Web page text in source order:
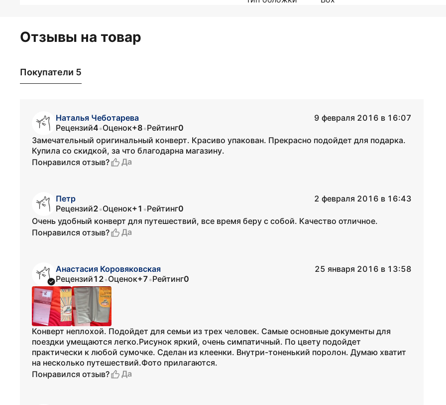
Отзывы на товар
Покупатели 5
Наталья Чеботарева
9 февраля 2016 в 16:07
Рецензий4•Оценок+8•Рейтинг0
Замечательный оригинальный конверт. Красиво упакован. Прекрасно подойдет для подарка.
Купила со скидкой, за что благодарна магазину.
Понравился отзыв?
Да
Петр
2 февраля 2016 в 16:43
Рецензий2•Оценок+1 •Рейтинг0
Очень удобный конверт для путешествий, все время беру с собой. Качество отличное.
Понравился отзыв?
Да
Анастасия Коровяковская
25 января 2016 в 13:58
Рецензий12•Оценок+7•Рейтинг0
Конверт неплохой. Подойдет для семьи из трех человек. Самые основные документы для
поездки умещаются легко.Рисунок яркий, очень симпатичный. По цвету подойдет
практически к любой сумочке. Сделан из клеенки. Внутри-тоненький поролон. Думаю хватит
на несколько путешествий.Фото прилагаются.
Понравился отзыв?
Да